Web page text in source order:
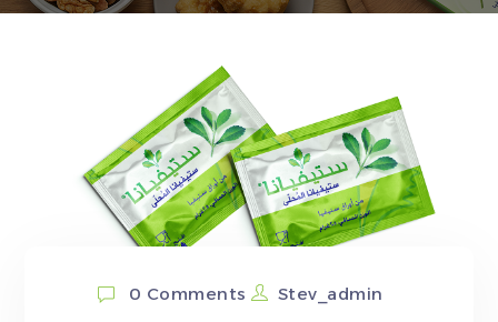
Stev_admin
0 Comments